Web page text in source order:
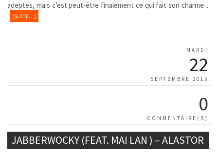
adeptes, mais c’est peut-être finalement ce qui fait son charme…
(SUITE…)
MARDI
22
SEPTEMBRE 2015
0
COMMENTAIRE(S)
JABBERWOCKY (FEAT. MAI LAN ) – ALASTOR